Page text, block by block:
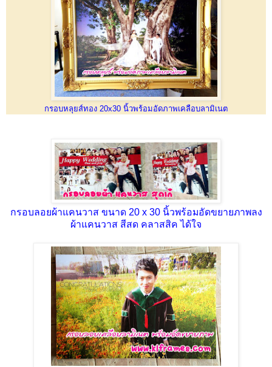
กรอบหลุยส์ทอง 20x30 นิ้วพร้อมอัดภาพเคลือบลามิเนต
กรอบลอยผ้าแคนวาส ขนาด 20 x 30 นิ้วพร้อมอัดขยายภาพลง
ผ้าแคนวาส สีสด คลาสสิค ได้ใจ